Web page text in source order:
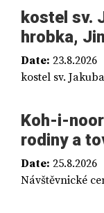
kostel sv.
hrobka,
Date: 23.8.2026
kostel sv.
Koh-i-
rodiny a
Date: 25.8.2026
Návštěvnické